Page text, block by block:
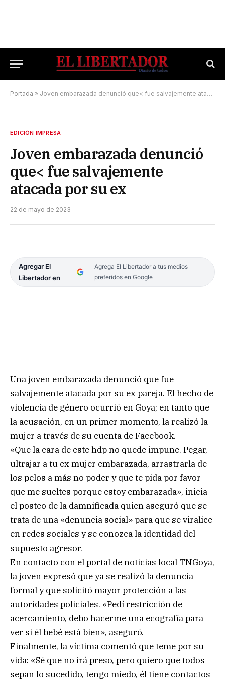
Portada » Joven embarazada denunció que< fue salvajemente atacada por su ex
EDICIÓN IMPRESA
Joven embarazada denunció
que< fue salvajemente
atacada por su ex
22 de mayo de 2023
Agregar El
Libertador en
Agrega El Libertador a tus medios
preferidos en Google
Una joven embarazada denunció que fue
salvajemente atacada por su ex pareja. El hecho de
violencia de género ocurrió en Goya; en tanto que
la acusación, en un primer momento, la realizó la
mujer a través de su cuenta de Facebook.
«Que la cara de este hdp no quede impune. Pegar,
ultrajar a tu ex mujer embarazada, arrastrarla de
los pelos a más no poder y que te pida por favor
que me sueltes porque estoy embarazada», inicia
el posteo de la damnificada quien aseguró que se
trata de una «denuncia social» para que se viralice
en redes sociales y se conozca la identidad del
supuesto agresor.
En contacto con el portal de noticias local TNGoya,
la joven expresó que ya se realizó la denuncia
formal y que solicitó mayor protección a las
autoridades policiales. «Pedí restricción de
acercamiento, debo hacerme una ecografía para
ver si él bebé está bien», aseguró.
Finalmente, la víctima comentó que teme por su
vida: «Sé que no irá preso, pero quiero que todos
sepan lo sucedido, tengo miedo, él tiene contactos